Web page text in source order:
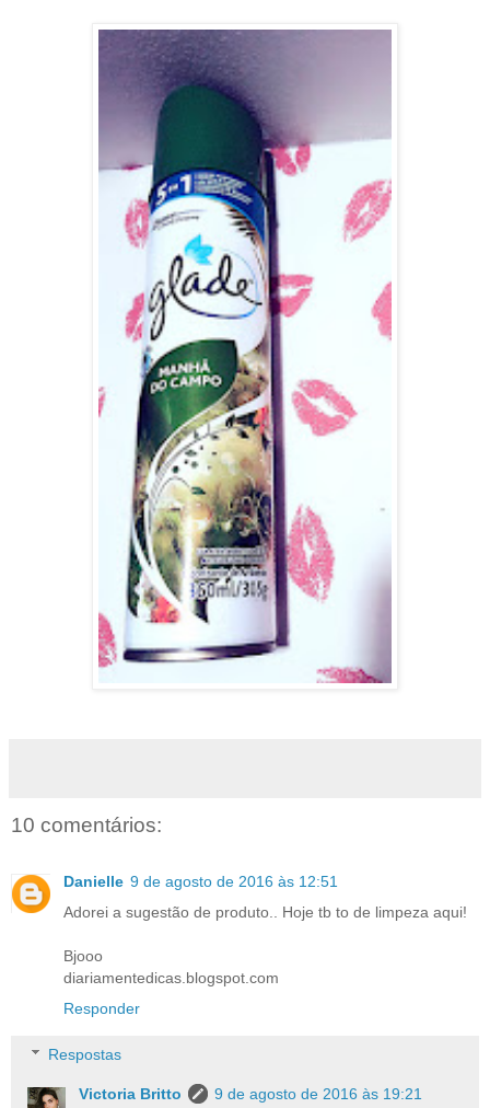
10 comentários:
Danielle 9 de agosto de 2016 às 12:51
Adorei a sugestão de produto.. Hoje tb to de limpeza aqui!
Bjooo
diariamentedicas.blogspot.com
Responder
Respostas
Victoria Britto
9 de agosto de 2016 às 19:21